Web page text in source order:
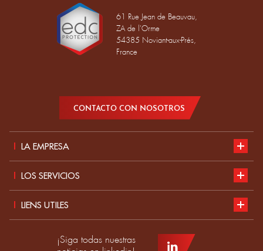
61 Rue Jean de Beauvau,
ZA de l'Orme
54385 Noviant-aux-Prés,
France
CONTACTO CON NOSOTROS
LA EMPRESA
Desarrollo sostenible
LOS SERVICIOS
Normas EPI
Guía de tallas
LIENS UTILES
¡Siga todas nuestras